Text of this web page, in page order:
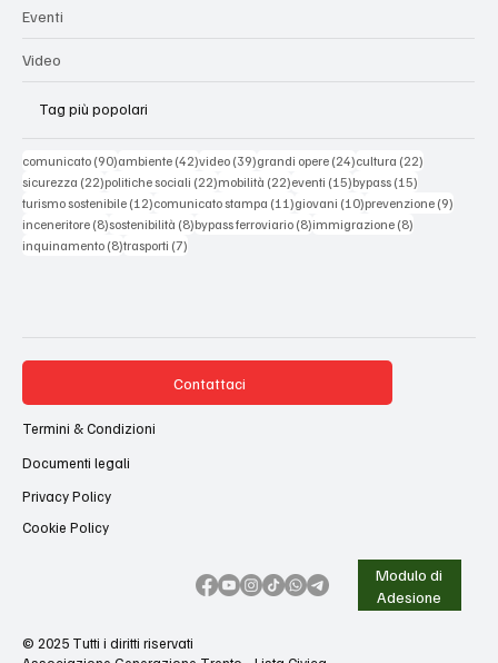
Eventi
Video
Tag più popolari
comunicato (90)90 post
ambiente (42)42 post
video (39)39 post
grandi opere (24)24 post
cultura (22)
sicurezza (22)22 post
politiche sociali (22)22 post
mobilità (22)22 post
eventi (15)15 post
bypass (15)
turismo sostenibile (12)12 post
comunicato stampa (11)11 post
giovani (10)10 post
prevenzione (9)
inceneritore (8)8 post
sostenibilità (8)8 post
bypass ferroviario (8)8 post
immigrazione (8)
inquinamento (8)8 post
trasporti (7)
© 2025 Tutti i diritti riservati
Contattaci
Termini & Condizioni
Documenti legali
Privacy Policy
Cookie Policy
Modulo di
Adesione